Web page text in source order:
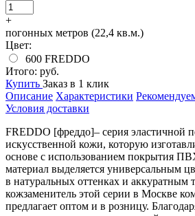
+
погонных метров (22,4 кв.м.)
Цвет:
600 FREDDO
Итого: руб.
Купить Заказ в 1 клик
Описание Характеристики
Условия доставки
FREDDO [фреддо]– серия эластичной
искусственной кожи, которую
основе с использованием покрытия
материал выделяется универсальным
в натуральных оттенках и аккуратным
кожзаменитель этой серии в Москве
предлагает оптом и в розницу.